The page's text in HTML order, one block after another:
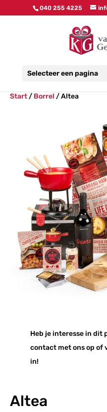
040 255 4225
Selecteer een pagina
Start/ Borrel / Altea
Heb je interesse in dit
contact met ons op
in!
Altea